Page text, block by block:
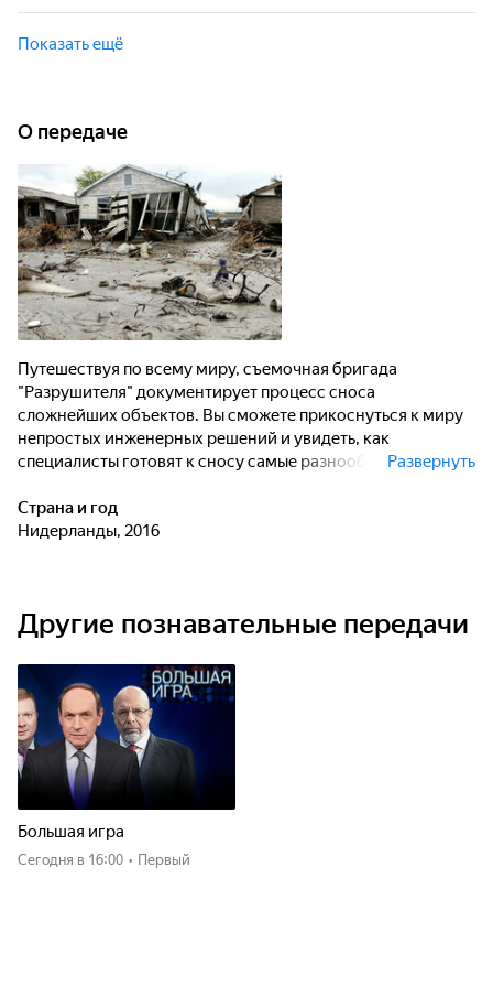
самолётов до градирен, от небоскрёбов до футбольных
Вы сможете прикоснуться к миру непростых инженерных
решений и увидеть, как специалисты готовят к сносу
самые разнообразные конструкции: от мостов до тюрем, от
Показать ещё
О передаче
Путешествуя по всему миру, съемочная бригада
"Разрушителя" документирует процесс сноса
сложнейших объектов. Вы сможете прикоснуться к миру
непростых инженерных решений и увидеть, как
специалисты готовят к сносу самые разнообразные
градирен, от небоскрёбов до футбольных стадионов.
Развернуть
Страна и год
Нидерланды, 2016
Другие познавательные передачи
Большая игра
Сегодня в 16:00 • Первый